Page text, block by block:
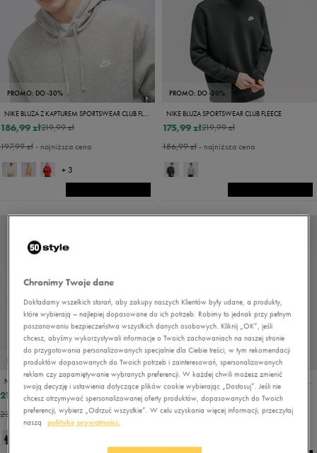
PROMO: DO -30%
NIKE BLUZA Z KAPTUREM SPORTSWEAR CLUB FLEECE
219,99 zł
186,99 zł
197,99 zł- najniższa cena
+ 3
PROMO: DO -30%
NIKE BLUZA SPORTSWEAR CLUB FLEECE
219,99 zł
175,99 zł
186,99 zł- najniższa cena
PROMO: DO -30%
NIKE BLUZA ROZPINANA SPORTSWEAR CLUB FLEECE
249,99 zł
212,49 zł
231,99 zł- najniższa cena
PROMO: DO -30%
NIKE BLUZA Z KAPTUREM SPORTSWEAR CLUB FLEECE
219,99 zł
186,99 zł
197,99 zł- najniższa cena
Chronimy Twoje dane
Dokładamy wszelkich starań, aby zakupy naszych Klientów były udane, a produkty,
które wybierają – najlepiej dopasowane do ich potrzeb. Robimy to jednak przy pełnym
poszanowaniu bezpieczeństwa wszystkich danych osobowych. Kliknij „OK”, jeśli
chcesz, abyśmy wykorzystywali informacje o Twoich zachowaniach na naszej stronie
do przygotowania personalizowanych specjalnie dla Ciebie treści, w tym rekomendacji
produktów dopasowanych do Twoich potrzeb i zainteresowań, spersonalizowanych
reklam czy zapamiętywanie wybranych preferencji. W każdej chwili możesz zmienić
swoją decyzję i ustawienia dotyczące plików cookie wybierając „Dostosuj”. Jeśli nie
chcesz otrzymywać spersonalizowanej oferty produktów, dopasowanych do Twoich
preferencji, wybierz „Odrzuć wszystkie”. W celu uzyskania więcej informacji, przeczytaj
naszą
politykę prywatności.